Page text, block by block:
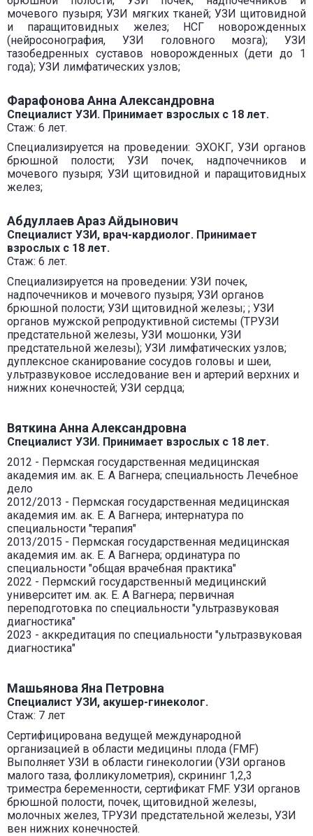
мочевого пузыря; УЗИ мягких тканей; УЗИ щитовидной
и паращитовидных желез; НСГ новорожденных
(нейросонография, УЗИ головного мозга); УЗИ
тазобедренных суставов новорожденных (дети до 1
года); УЗИ лимфатических узлов;
Фарафонова Анна Александровна
Специалист УЗИ. Принимает взрослых с 18 лет.
Стаж: 6 лет.
Специализируется на проведении: ЭХОКГ, УЗИ органов
брюшной полости; УЗИ почек, надпочечников и
мочевого пузыря; УЗИ щитовидной и паращитовидных
желез;
Абдуллаев Араз Айдынович
Специалист УЗИ, врач-кардиолог. Принимает
взрослых с 18 лет.
Стаж: 6 лет.
Специализируется на проведении: УЗИ почек,
надпочечников и мочевого пузыря; УЗИ органов
брюшной полости; УЗИ щитовидной железы; ; УЗИ
органов мужской репродуктивной системы (ТРУЗИ
предстательной железы, УЗИ мошонки, УЗИ
предстательной железы); УЗИ лимфатических узлов;
дуплексное сканирование сосудов головы и шеи,
ультразвуковое исследование вен и артерий верхних и
нижних конечностей; УЗИ сердца;
Вяткина Анна Александровна
Специалист УЗИ. Принимает взрослых с 18 лет.
2012 - Пермская государственная медицинская
академия им. ак. Е. А Вагнера; специальность Лечебное
дело
2012/2013 - Пермская государственная медицинская
академия им. ак. Е. А Вагнера; интернатура по
специальности "терапия"
2013/2015 - Пермская государственная медицинская
академия им. ак. Е. А Вагнера; ординатура по
специальности "общая врачебная практика"
2022 - Пермский государственный медицинский
университет им. ак. Е. А Вагнера; первичная
переподготовка по специальности "ультразвуковая
диагностика"
2023 - аккредитация по специальности "ультразвуковая
диагностика"
Машьянова Яна Петровна
Специалист УЗИ, акушер-гинеколог.
Стаж: 7 лет
Сертифицирована ведущей международной
организацией в области медицины плода (FMF)
Выполняет УЗИ в области гинекологии (УЗИ органов
малого таза, фолликулометрия), скрининг 1,2,3
триместра беременности, сертификат FMF. УЗИ органов
брюшной полости, почек, щитовидной железы,
молочных желез, ТРУЗИ предстательной железы, УЗИ
вен нижних конечностей.